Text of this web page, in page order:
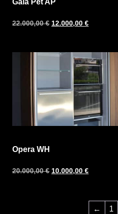
22.000,00€ 12.000,00 €
Opera WH
20.000,00€ 10.000,00 €
← 1